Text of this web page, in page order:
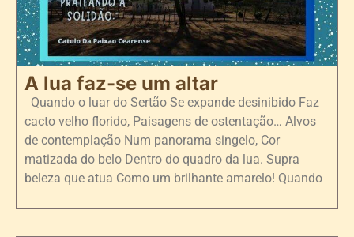
A lua faz-se um altar
Quando o luar do Sertão Se expande desinibido Faz
cacto velho florido, Paisagens de ostentação… Alvos
de contemplação Num panorama singelo, Cor
matizada do belo Dentro do quadro da lua. Supra
beleza que atua Como um brilhante amarelo! Quando